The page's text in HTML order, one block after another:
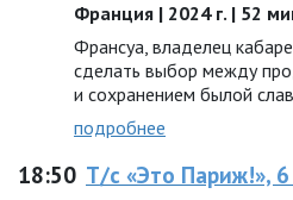
Франция | 2024 г. | 52
Франсуа, владелец
сделать выбор между
и сохранением былой
подробнее
18:50 Т/с «Это Париж!», 6